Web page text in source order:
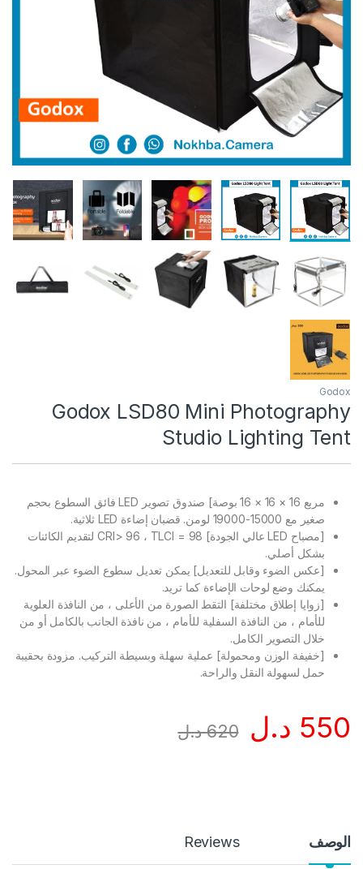
Godox
Godox LSD80 Mini Photography
Studio Lighting Tent
مربع 16 × 16 × 16 بوصة] صندوق تصوير LED فائق السطوع بحجم
صغير مع 15000-19000 لومن. قضبان إضاءة LED ثلاثية.
[مصباح LED عالي الجودة] CRI> 96 ، TLCI = 98 لتقديم الكائنات
بشكل أصلي.
[عكس الضوء وقابل للتعديل] يمكن تعديل سطوع الضوء عبر المحول.
يمكنك وضع لوحات الإضاءة كما تريد.
[زوايا إطلاق مختلفة] التقط الصورة من الأعلى ، من النافذة العلوية
للأمام ، من النافذة السفلية للأمام ، من نافذة الجانب بالكامل أو من
خلال التصوير الكامل.
[خفيفة الوزن ومحمولة] عملية سهلة وبسيطة التركيب. مزودة بحقيبة
حمل لسهولة النقل والراحة.
550 د.ل 620 د.ل
الوصف Reviews